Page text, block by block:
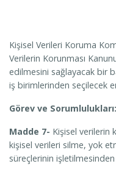
Kişisel Verileri Koruma
Verilerin Korunması
edilmesini sağlayacak bir
iş birimlerinden seçilecek
Görev ve Sorumlulukları:
Madde 7- Kişisel verilerin
kişisel verileri silme, yok
süreçlerinin